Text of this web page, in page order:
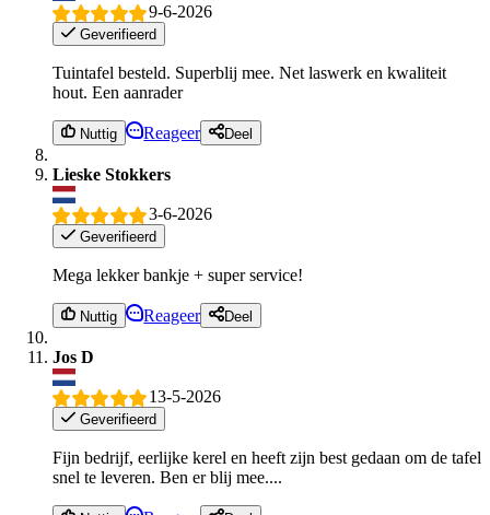
9-6-2026
Geverifieerd
Tuintafel besteld. Superblij mee. Net laswerk en kwaliteit
hout. Een aanrader
Nuttig Reageer Deel
Lieske Stokkers
3-6-2026
Geverifieerd
Mega lekker bankje + super service!
Nuttig Reageer Deel
Jos D
13-5-2026
Geverifieerd
Fijn bedrijf, eerlijke kerel en heeft zijn best gedaan om de tafel
snel te leveren. Ben er blij mee....